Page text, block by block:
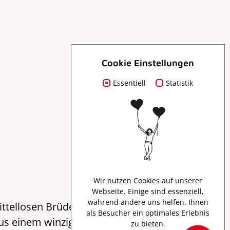
Brüder Hayum, Mendel und Maier
einem winzigen Baumwollladen ein
Cookie Einstellungen
Essentiell Statistik
Wir nutzen Cookies auf unserer
Webseite. Einige sind essenziell,
während andere uns helfen, Ihnen
als Besucher ein optimales Erlebnis
zu bieten.